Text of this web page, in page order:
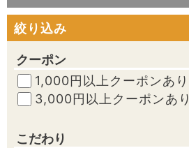
絞り込み
クーポン
1,000円以上クーポンあり
3,000円以上クーポンあり
こだわり